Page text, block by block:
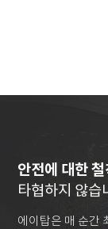
안전에 대한
타협하지 않습
에이탑은 매 순간